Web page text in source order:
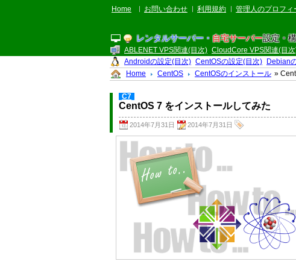
Home お問い合わせ 利用規約 管理人のプロフィ
レンタルサーバー・ 自宅サーバー設定・
ABLENET VPS関連(目次) CloudCore VPS関連(目
Androidの設定(目次) CentOSの設定(目次) Debian
Home
CentOS CentOSのインストール »
C7
CentOS 7 をインストールしてみた
2014年7月31日 2014年7月31日